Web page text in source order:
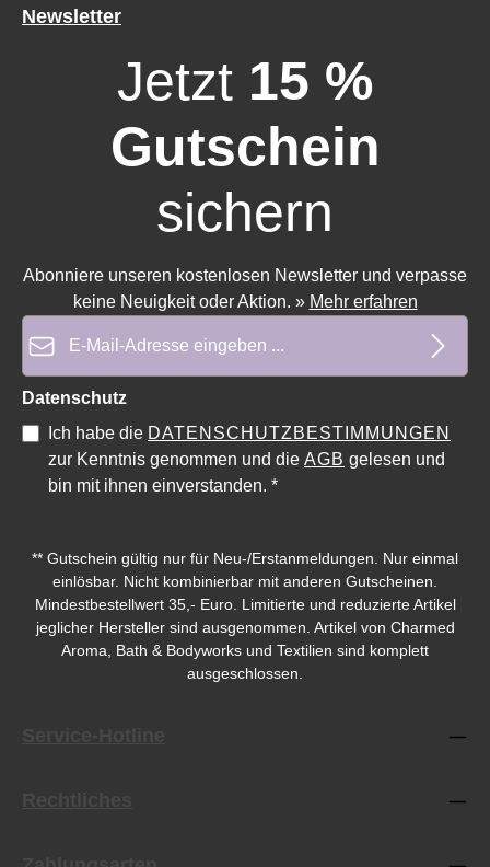
Durchschnittliche Bewertung von 5 von 5 SternenDurchschnittliche
Newsletter
Jetzt 15 %
Gutschein
sichern
Abonniere unseren kostenlosen Newsletter und verpasse
keine Neuigkeit oder Aktion. » Mehr erfahren
Datenschutz
Ich habe die DATENSCHUTZBESTIMMUNGEN
zur Kenntnis genommen und die AGB gelesen und
bin mit ihnen einverstanden. *
** Gutschein gültig nur für Neu-/Erstanmeldungen. Nur einmal
einlösbar. Nicht kombinierbar mit anderen Gutscheinen.
Mindestbestellwert 35,- Euro. Limitierte und reduzierte Artikel
jeglicher Hersteller sind ausgenommen. Artikel von Charmed
Aroma, Bath & Bodyworks und Textilien sind komplett
ausgeschlossen.